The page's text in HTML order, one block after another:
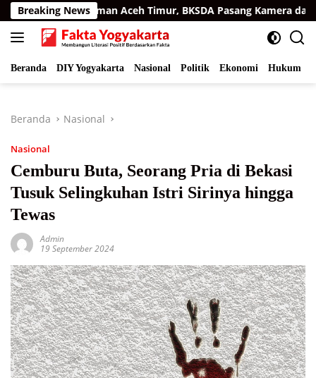
Langsung
ke
konten
Breaking News
Permukiman Aceh Timur, BKSDA Pasang Kamera dan
Beranda DIY Yogyakarta Nasional Politik Ekonomi Hukum
Beranda Nasional
Nasional
Cemburu Buta, Seorang Pria di Bekasi
Tusuk Selingkuhan Istri Sirinya hingga
Tewas
Admin
19 September 2024